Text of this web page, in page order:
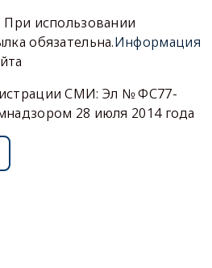
При использовании
обязательна.Информация
СМИ: Эл № ФС77-
28 июля 2014 года